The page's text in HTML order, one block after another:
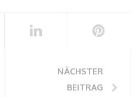
NÄCHSTER
BEITRAG